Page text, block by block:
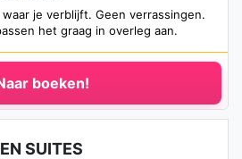
je verblijft. Geen verrassingen.
het graag in overleg aan.
boeken!
SUITES